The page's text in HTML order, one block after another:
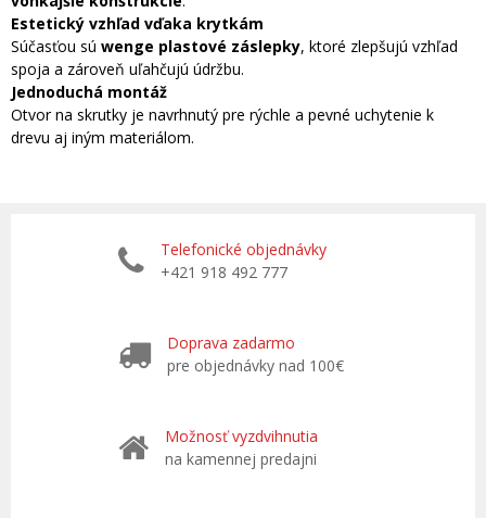
Estetický vzhľad vďaka krytkám
Súčasťou sú wenge plastové záslepky, ktoré zlepšujú vzhľad
spoja a zároveň uľahčujú údržbu.
Jednoduchá montáž
Otvor na skrutky je navrhnutý pre rýchle a pevné uchytenie k
drevu aj iným materiálom.
Telefonické objednávky
+421 918 492 777
Doprava zadarmo
pre objednávky nad 100€
Možnosť vyzdvihnutia
na kamennej predajni